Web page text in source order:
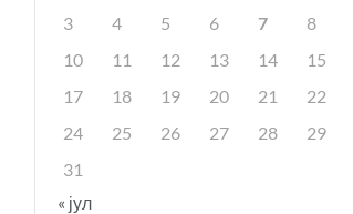
3
4 5 6 7 8
10
11 12 13 14 15
17
18 19 20 21 22
24
25 26 27 28 29
31
« јул